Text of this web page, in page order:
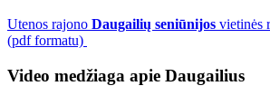
Utenos rajono Daugailių seniūnijos vietinės
(pdf formatu)
Video medžiaga apie Daugailius